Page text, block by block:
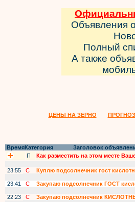
Объявления
Полный
А также
ЦЕНЫ НА ЗЕРНО
ВремяКатегория Заголовок
П
Как разместить на этом месте
23:55
С
Куплю подсолнечник гост
23:41
С
Закупаю подсолнечник ГОСТ
22:23
С
Закупаю подсолнечник